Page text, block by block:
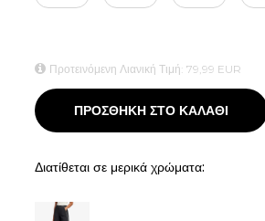
Προτεινόμενη Λιανική Τιμή: 79,99 EUR
ΠΡΟΣΘΗΚΗ ΣΤΟ ΚΑΛΑΘΙ
Διατίθεται σε μερικά χρώματα: